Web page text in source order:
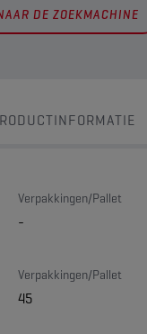
DE ZOEKMACHINE
Verpakkingen/Pallet
-
Verpakkingen/Pallet
45